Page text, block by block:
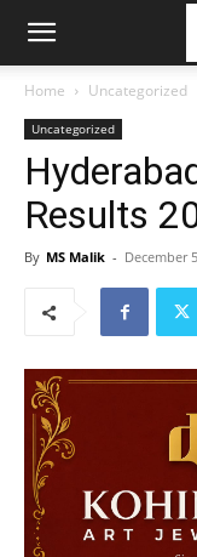
Home Uncategorized
Uncategorized
Results
By MS Malik - December